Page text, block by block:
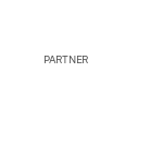
PARTNER